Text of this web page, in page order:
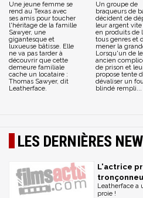
Une jeune femme se
rend au Texas avec
ses amis pour toucher
l'héritage de la famille
Sawyer, une
gigantesque et
luxueuse bâtisse. Elle
ne va pas tarder à
découvrir que cette
demeure familiale
cache un locataire :
Thomas Sawyer, dit
Leatherface.
Un groupe de
braqueurs de
décident de
leur argent
en produits de
tous genres et
mener la
Lorsqu'un de
ancien
de prison et
propose tente
dévaliser un
blindé rempli...
LES DERNIÈRES
L'actrice
Leatherface a
proie !